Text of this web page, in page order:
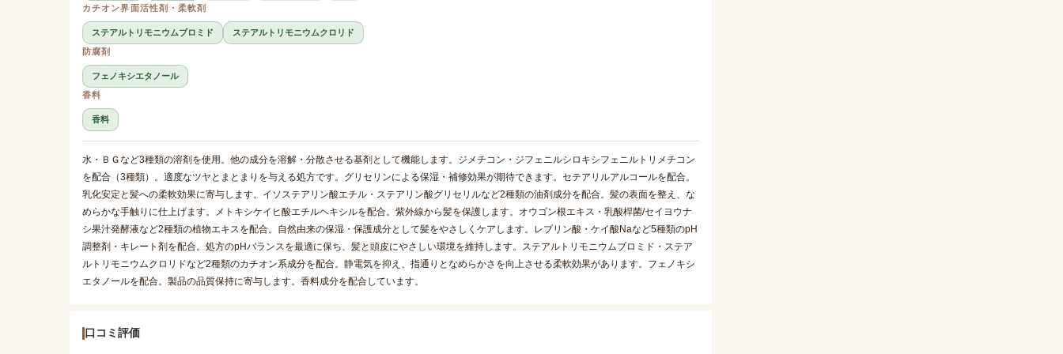
カチオン界面活性剤・柔軟剤
ステアルトリモニウムブロミド
ステアルトリモニウムクロリド
防腐剤
フェノキシエタノール
香料
香料
水・ＢＧなど3種類の溶剤を使用。他の成分を溶解・分散させる基剤として機能します。ジメチコン・ジフェニルシロキシフェニルトリメチコン
を配合（3種類）。適度なツヤとまとまりを与える処方です。グリセリンによる保湿・補修効果が期待できます。セテアリルアルコールを配合。
乳化安定と髪への柔軟効果に寄与します。イソステアリン酸エチル・ステアリン酸グリセリルなど2種類の油剤成分を配合。髪の表面を整え、な
めらかな手触りに仕上げます。メトキシケイヒ酸エチルヘキシルを配合。紫外線から髪を保護します。オウゴン根エキス・乳酸桿菌/セイヨウナ
シ果汁発酵液など2種類の植物エキスを配合。自然由来の保湿・保護成分として髪をやさしくケアします。レブリン酸・ケイ酸Naなど5種類のpH
調整剤・キレート剤を配合。処方のpHバランスを最適に保ち、髪と頭皮にやさしい環境を維持します。ステアルトリモニウムブロミド・ステア
ルトリモニウムクロリドなど2種類のカチオン系成分を配合。静電気を抑え、指通りとなめらかさを向上させる柔軟効果があります。フェノキシ
エタノールを配合。製品の品質保持に寄与します。香料成分を配合しています。
口コミ評価